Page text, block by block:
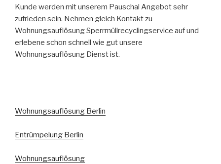
Kunde werden mit unserem Pauschal Angebot sehr
zufrieden sein. Nehmen gleich Kontakt zu
Wohnungsauflösung Sperrmüllrecyclingservice auf und
erlebene schon schnell wie gut unsere
Wohnungsauflösung Dienst ist.
Wohnungsauflösung Berlin
Entrümpelung Berlin
Wohnungsauflösung